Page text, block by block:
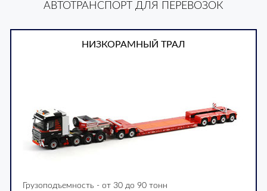
АВТОТРАНСПОРТ ДЛЯ ПЕРЕВОЗОК
НИЗКОРАМНЫЙ ТРАЛ
Грузоподъемность - от 30 до 90 тонн